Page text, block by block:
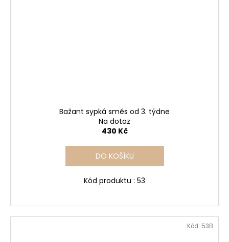
Bažant sypká směs od 3. týdne
Na dotaz
430 Kč
DO KOŠÍKU
Kód produktu : 53
Kód: 53B